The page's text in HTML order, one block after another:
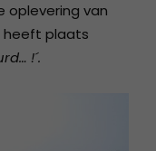
oplevering van
heeft plaats
!´.